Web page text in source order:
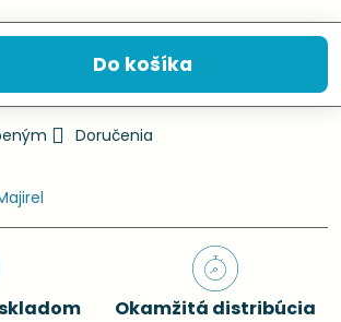
Do košíka
Doručenia
Okamžitá distribúcia